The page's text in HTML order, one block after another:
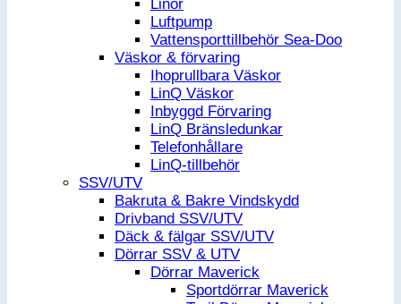
Linor
Luftpump
Vattensporttillbehör Sea-Doo
Väskor & förvaring
Ihoprullbara Väskor
LinQ Väskor
Inbyggd Förvaring
LinQ Bränsledunkar
Telefonhållare
LinQ-tillbehör
SSV/UTV
Bakruta & Bakre Vindskydd
Drivband SSV/UTV
Däck & fälgar SSV/UTV
Dörrar SSV & UTV
Dörrar Maverick
Sportdörrar Maverick